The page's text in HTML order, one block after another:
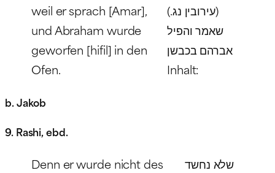
weil er sprach [Amar],
und Abraham wurde
geworfen [hifil] in den
Ofen.
(עירובין נג.)
שאמר והפיל
אברהם בכבשן
Inhalt:
b. Jakob
9. Rashi, ebd.
Denn er wurde nicht des
שלא נחשד